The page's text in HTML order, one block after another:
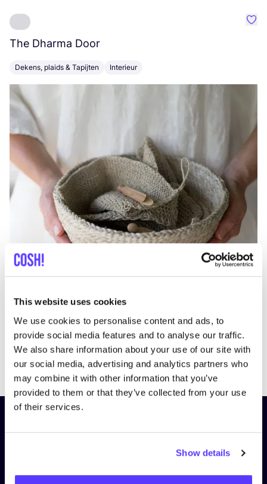
This website uses cookies
We use cookies to personalise content and ads, to
provide social media features and to analyse our traffic.
We also share information about your use of our site with
our social media, advertising and analytics partners who
may combine it with other information that you’ve
provided to them or that they’ve collected from your use
of their services.
Show details
The Dharma Door
Dekens, plaids & Tapijten Interieur
PreviousNext